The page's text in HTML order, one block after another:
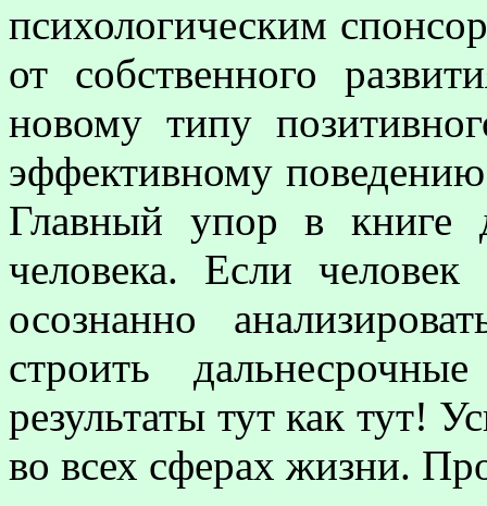
психологическим
от собственного
новому типу
эффективному
Главный упор в книге
человека. Если
осознанно
строить
результаты тут как тут!
во всех сферах жизни.